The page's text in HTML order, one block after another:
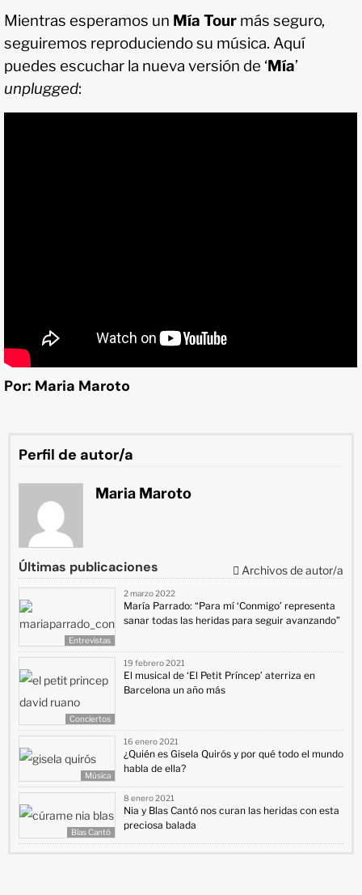
Mientras esperamos un Mía Tour más seguro,
seguiremos reproduciendo su música. Aquí
puedes escuchar la nueva versión de ‘Mía’
unplugged:
Por: Maria Maroto
Perfil de autor/a
Maria Maroto
Últimas publicaciones Archivos de autor/a
Entrevistas
2 marzo 2022
María Parrado: “Para mí ‘Conmigo’ representa
sanar todas las heridas para seguir avanzando”
Conciertos
19 febrero 2021
El musical de ‘El Petit Príncep’ aterriza en
Barcelona un año más
Música
16 enero 2021
¿Quién es Gisela Quirós y por qué todo el mundo
habla de ella?
Blas Cantó
8 enero 2021
Nia y Blas Cantó nos curan las heridas con esta
preciosa balada